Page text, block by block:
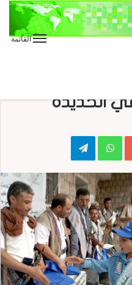
القائمة
الحديدة
Google+
WhatsApp
Telegram